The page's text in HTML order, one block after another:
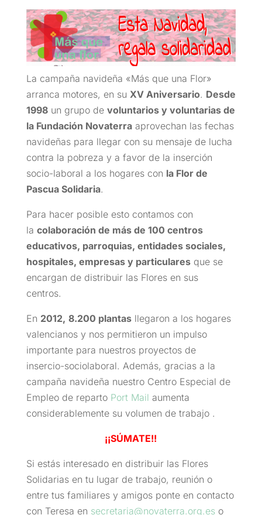
La campaña navideña «Más que una Flor»
arranca motores, en su XV Aniversario. Desde
1998un grupo de voluntarios y voluntarias de
la Fundación Novaterraaprovechan las fechas
navideñas para llegar con su mensaje de lucha
contra la pobreza y a favor de la inserción
socio-laboral a los hogares con la Flor de
Pascua Solidaria.
Para hacer posible esto contamos con
la colaboración de más de 100 centros
educativos, parroquias, entidades sociales,
hospitales, empresas y particularesque se
encargan de distribuir las Flores en sus
centros.
En 2012, 8.200 plantasllegaron a los hogares
valencianos y nos permitieron un impulso
importante para nuestros proyectos de
insercio-sociolaboral. Además, gracias a la
campaña navideña nuestro Centro Especial de
Empleo de reparto Port Mail aumenta
considerablemente su volumen de trabajo .
¡¡SÚMATE!!
Si estás interesado en distribuir las Flores
Solidarias en tu lugar de trabajo, reunión o
entre tus familiares y amigos ponte en contacto
con Teresa en secretaria@novaterra.org.eso